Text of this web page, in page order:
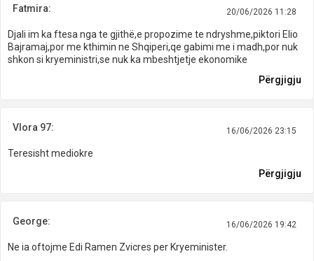
Fatmira: 20/06/2026 11:28
Djali im ka ftesa nga te gjithë,e propozime te ndryshme,piktori Elio
Bajramaj,por me kthimin ne Shqiperi,qe gabimi me i madh,por nuk
shkon si kryeministri,se nuk ka mbeshtjetje ekonomike
Përgjigju
Vlora 97: 16/06/2026 23:15
Teresisht mediokre
Përgjigju
George: 16/06/2026 19:42
Ne ia oftojme Edi Ramen Zvicres per Kryeminister.